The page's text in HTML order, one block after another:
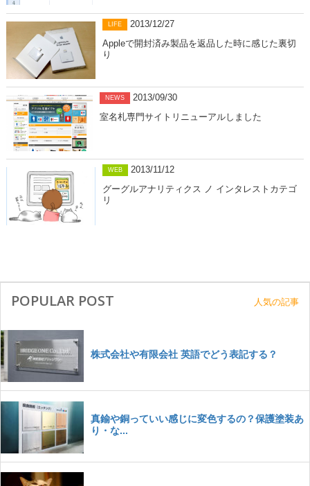
LIFE
2013/12/27
Appleで開封済み製品を返品した時に感じた裏切
り
NEWS
2013/09/30
室名札専門サイトリニューアルしました
WEB
2013/11/12
グーグルアナリティクス ノ インタレストカテゴ
リ
POPULAR POST 人気の記事